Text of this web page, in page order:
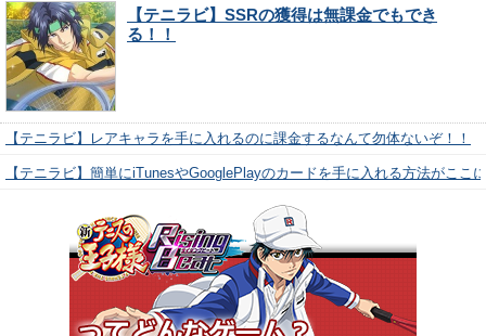
【テニラビ】SSRの獲得は無課金でもでき
る！！
【テニラビ】レアキャラを手に入れるのに課金するなんて勿体ないぞ！！
【テニラビ】簡単にiTunesやGooglePlayのカードを手に入れる方法がここ